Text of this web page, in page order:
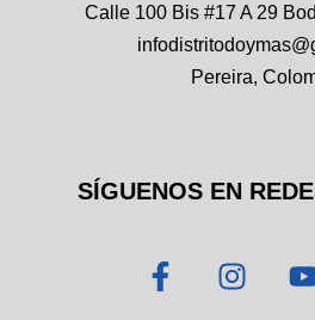
Calle 100 Bis #17 A 29
Pereira,
SÍGUENOS EN
F
a
I
n